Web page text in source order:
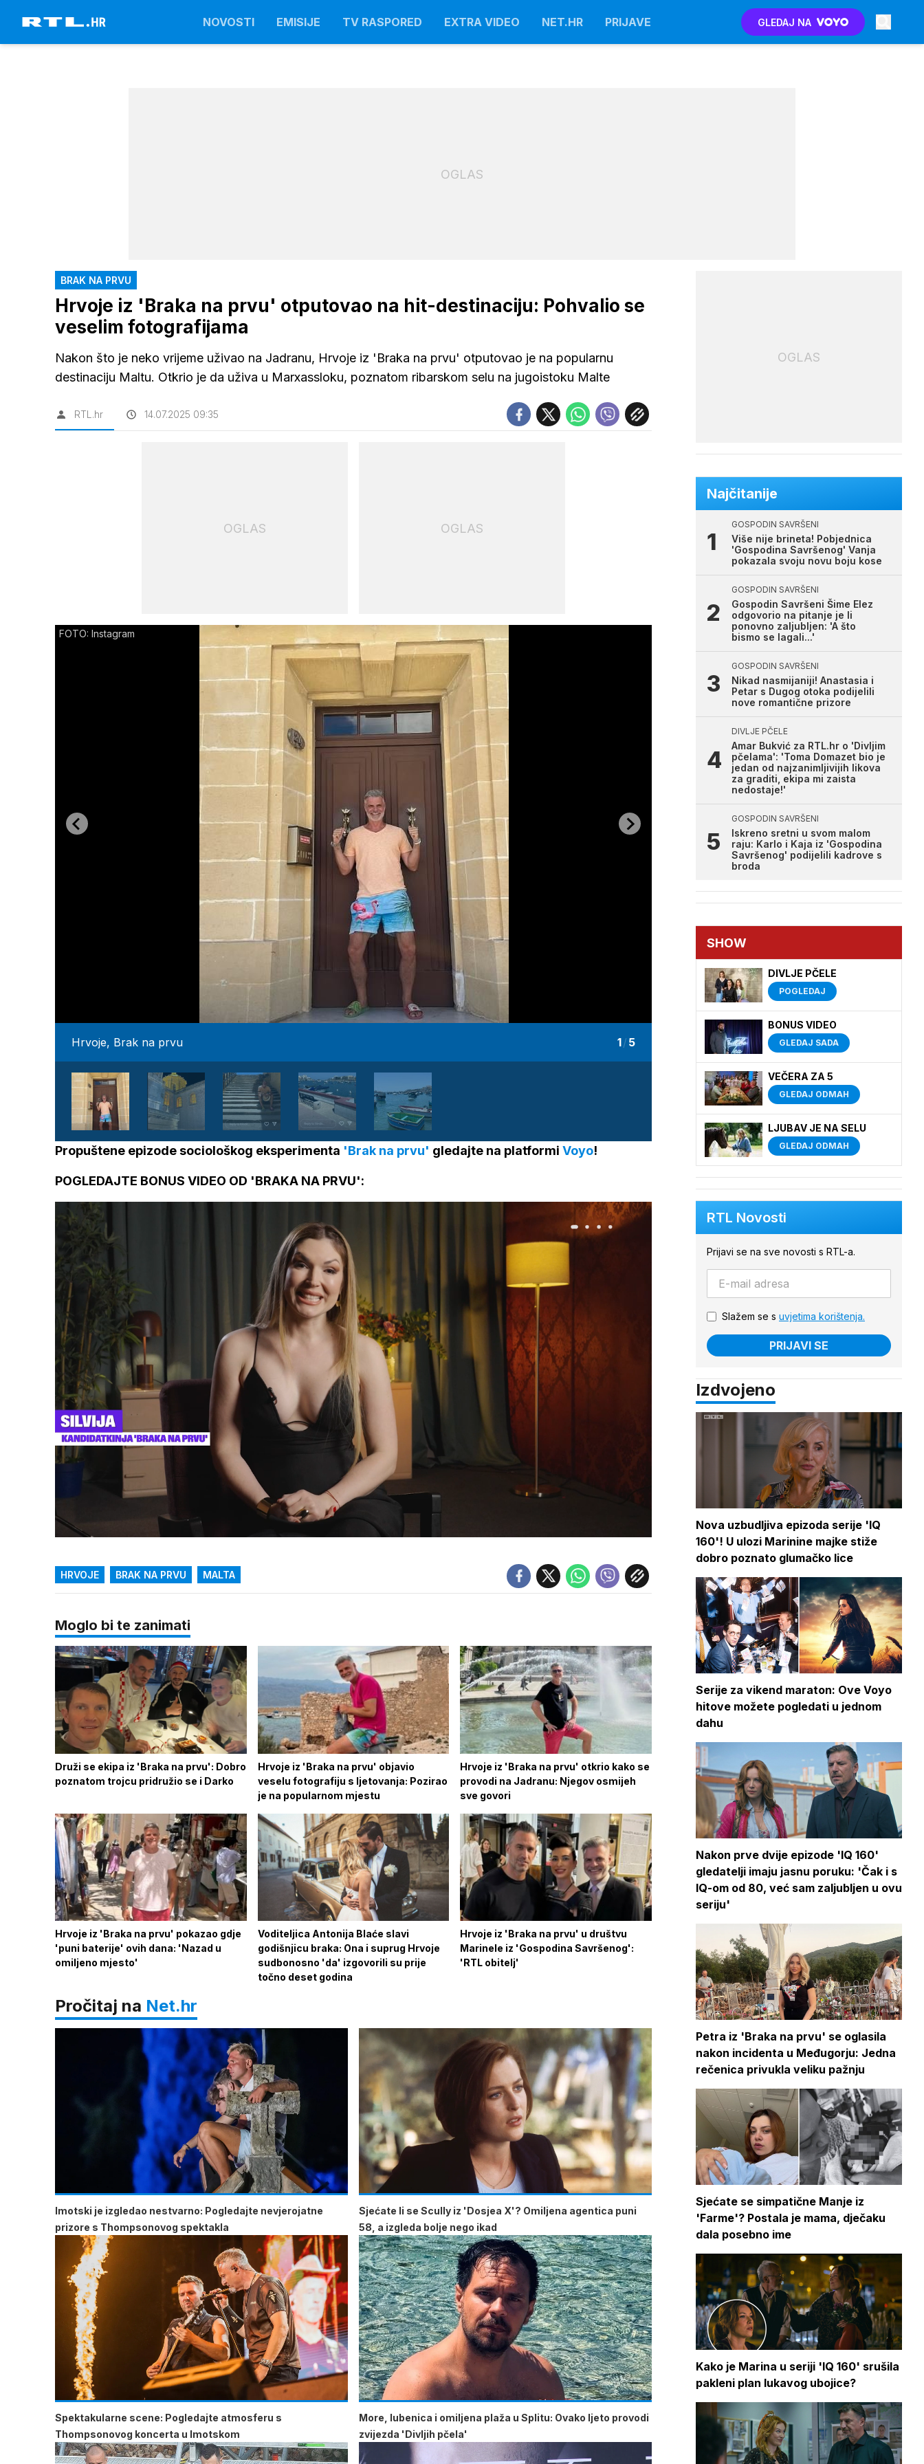
NOVOSTI EMISIJE TV RASPORED EXTRA VIDEO NET.HR PRIJAVE GLEDAJ NA
OGLAS
BRAK NA PRVU
Hrvoje iz 'Braka na prvu' otputovao na hit-destinaciju: Pohvalio se
veselim fotografijama
Nakon što je neko vrijeme uživao na Jadranu, Hrvoje iz 'Braka na prvu' otputovao je na popularnu
destinaciju Maltu. Otkrio je da uživa u Marxassloku, poznatom ribarskom selu na jugoistoku Malte
RTL.hr 14.07.2025 09:35
OGLAS OGLAS
FOTO: Instagram
Hrvoje, Brak na prvu 1/ 5
Propuštene epizode sociološkog eksperimenta 'Brak na prvu' gledajte na platformi Voyo!
POGLEDAJTE BONUS VIDEO OD 'BRAKA NA PRVU':
zvuk
HRVOJE BRAK NA PRVU MALTA
Moglo bi te zanimati
Druži se ekipa iz 'Braka na prvu': Dobro
poznatom trojcu pridružio se i Darko
Hrvoje iz 'Braka na prvu' objavio
veselu fotografiju s ljetovanja: Pozirao
je na popularnom mjestu
Hrvoje iz 'Braka na prvu' otkrio kako se
provodi na Jadranu: Njegov osmijeh
sve govori
Hrvoje iz 'Braka na prvu' pokazao gdje
'puni baterije' ovih dana: 'Nazad u
omiljeno mjesto'
Voditeljica Antonija Blaće slavi
godišnjicu braka: Ona i suprug Hrvoje
sudbonosno 'da' izgovorili su prije
točno deset godina
Hrvoje iz 'Braka na prvu' u društvu
Marinele iz 'Gospodina Savršenog':
'RTL obitelj'
Pročitaj na Net.hr
Imotski je izgledao nestvarno: Pogledajte nevjerojatne
prizore s Thompsonovog spektakla
Sjećate li se Scully iz 'Dosjea X'? Omiljena agentica puni
58, a izgleda bolje nego ikad
Spektakularne scene: Pogledajte atmosferu s
Thompsonovog koncerta u Imotskom
More, lubenica i omiljena plaža u Splitu: Ovako ljeto provodi
zvijezda 'Divljih pčela'
OGLAS
Najčitanije
GOSPODIN SAVRŠENI
Više nije brineta! Pobjednica
'Gospodina Savršenog' Vanja
pokazala svoju novu boju kose
GOSPODIN SAVRŠENI
Gospodin Savršeni Šime Elez
odgovorio na pitanje je li
ponovno zaljubljen: 'A što
bismo se lagali...'
GOSPODIN SAVRŠENI
Nikad nasmijaniji! Anastasia i
Petar s Dugog otoka podijelili
nove romantične prizore
DIVLJE PČELE
Amar Bukvić za RTL.hr o 'Divljim
pčelama': 'Toma Domazet bio je
jedan od najzanimljivijih likova
za graditi, ekipa mi zaista
nedostaje!'
GOSPODIN SAVRŠENI
Iskreno sretni u svom malom
raju: Karlo i Kaja iz 'Gospodina
Savršenog' podijelili kadrove s
broda
SHOW
DIVLJE PČELE
POGLEDAJ
BONUS VIDEO
GLEDAJ SADA
VEČERA ZA 5
GLEDAJ ODMAH
LJUBAV JE NA SELU
GLEDAJ ODMAH
RTL Novosti
Prijavi se na sve novosti s RTL-a.
Slažem se s uvjetima korištenja.
PRIJAVI SE
Izdvojeno
Nova uzbudljiva epizoda serije 'IQ
160'! U ulozi Marinine majke stiže
dobro poznato glumačko lice
Serije za vikend maraton: Ove Voyo
hitove možete pogledati u jednom
dahu
Nakon prve dvije epizode 'IQ 160'
gledatelji imaju jasnu poruku: 'Čak i s
IQ-om od 80, već sam zaljubljen u ovu
seriju'
Petra iz 'Braka na prvu' se oglasila
nakon incidenta u Međugorju: Jedna
rečenica privukla veliku pažnju
Sjećate se simpatične Manje iz
'Farme'? Postala je mama, dječaku
dala posebno ime
Kako je Marina u seriji 'IQ 160' srušila
pakleni plan lukavog ubojice?